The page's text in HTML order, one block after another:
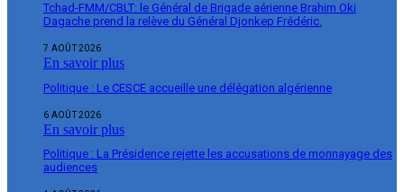
Tchad-FMM/CBLT: le Général de Brigade aérienne Brahim Oki
Dagache prend la relève du Général Djonkep Frédéric.
7 AOÛT 2026
En savoir plus
Politique : Le CESCE accueille une délégation algérienne
6 AOÛT 2026
En savoir plus
Politique : La Présidence rejette les accusations de monnayage des
audiences